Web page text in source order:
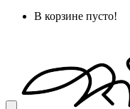
В корзине пусто!